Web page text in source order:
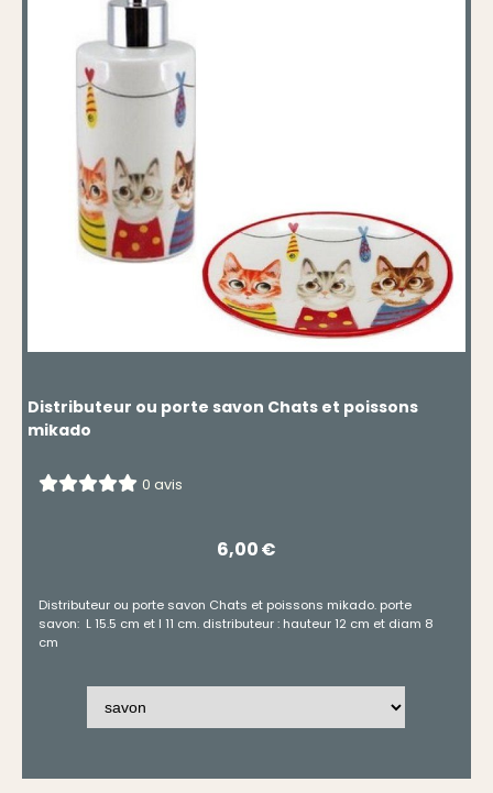
Distributeur ou porte savon Chats et poissons
mikado
0 avis
6,00€
Distributeur ou porte savon Chats et poissons mikado. porte
savon: L 15.5 cm et l 11 cm. distributeur : hauteur 12 cm et diam 8
cm